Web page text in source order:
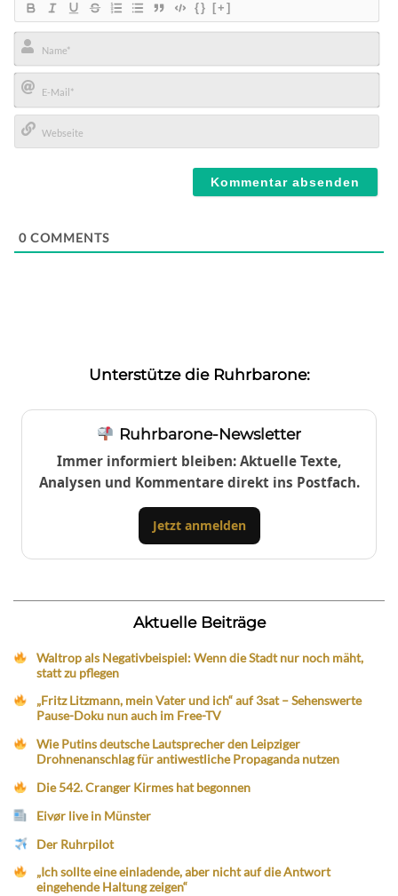
{} [+]
Name*
E-
Mail*
0 COMMENTS
Unterstütze die Ruhrbarone:
Ruhrbarone-Newsletter
Immer informiert bleiben: Aktuelle Texte,
Analysen und Kommentare direkt ins Postfach.
Jetzt anmelden
Aktuelle Beiträge
Waltrop als Negativbeispiel: Wenn die Stadt nur noch mäht,
statt zu pflegen
„Fritz Litzmann, mein Vater und ich“ auf 3sat – Sehenswerte
Pause-Doku nun auch im Free-TV
Wie Putins deutsche Lautsprecher den Leipziger
Drohnenanschlag für antiwestliche Propaganda nutzen
Die 542. Cranger Kirmes hat begonnen
Eivør live in Münster
Der Ruhrpilot
„Ich sollte eine einladende, aber nicht auf die Antwort
eingehende Haltung zeigen“